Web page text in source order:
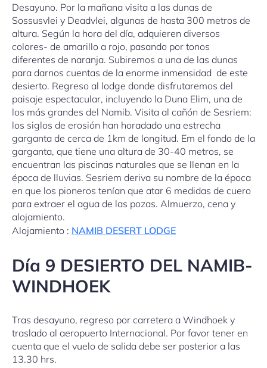
Desayuno. Por la mañana visita a las dunas de
Sossusvlei y Deadvlei, algunas de hasta 300 metros de
altura. Según la hora del día, adquieren diversos
colores- de amarillo a rojo, pasando por tonos
diferentes de naranja. Subiremos a una de las dunas
para darnos cuentas de la enorme inmensidad de este
desierto. Regreso al lodge donde disfrutaremos del
paisaje espectacular, incluyendo la Duna Elim, una de
los más grandes del Namib. Visita al cañón de Sesriem:
los siglos de erosión han horadado una estrecha
garganta de cerca de 1km de longitud. Em el fondo de la
garganta, que tiene una altura de 30-40 metros, se
encuentran las piscinas naturales que se llenan en la
época de lluvias. Sesriem deriva su nombre de la época
en que los pioneros tenían que atar 6 medidas de cuero
para extraer el agua de las pozas. Almuerzo, cena y
alojamiento.
Alojamiento : NAMIB DESERT LODGE
Día 9 DESIERTO DEL NAMIB-
WINDHOEK
Tras desayuno, regreso por carretera a Windhoek y
traslado al aeropuerto Internacional. Por favor tener en
cuenta que el vuelo de salida debe ser posterior a las
13.30 hrs.